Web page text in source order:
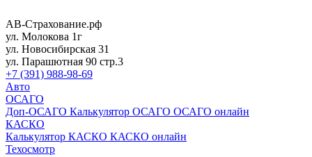
АВ-Страхование.рф
ул. Молокова 1г
ул. Новосибирская 31
ул. Парашютная 90 стр.3
+7 (391) 988-98-69
Авто
ОСАГО
Доп-ОСАГО Калькулятор ОСАГО ОСАГО онлайн
КАСКО
Калькулятор КАСКО КАСКО онлайн
Техосмотр